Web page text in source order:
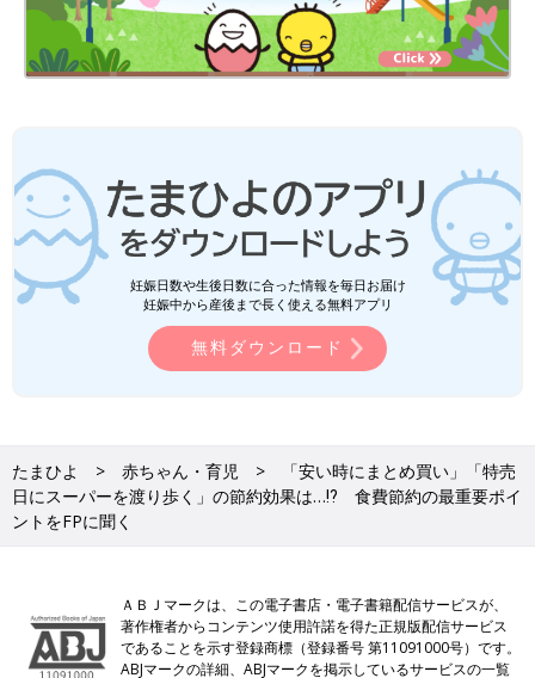
妊娠日数や生後日数に合った情報を毎日お届け
妊娠中から産後まで長く使える無料アプリ
無料ダウンロード
たまひよ 赤ちゃん・育児
「安い時にまとめ買い」「特売
日にスーパーを渡り歩く」の節約効果は…⁉ 食費節約の最重要ポイ
ントをFPに聞く
ＡＢＪマークは、この電子書店・電子書籍配信サービスが、
著作権者からコンテンツ使用許諾を得た正規版配信サービス
であることを示す登録商標（登録番号 第11091000号）です。
ABJマークの詳細、ABJマークを掲示しているサービスの一覧